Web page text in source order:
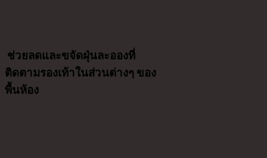
ช่วยลดและขจัดฝุ่นละอองที่
ติดตามรองเท้าในส่วนต่างๆ ของ
พื้นห้อง